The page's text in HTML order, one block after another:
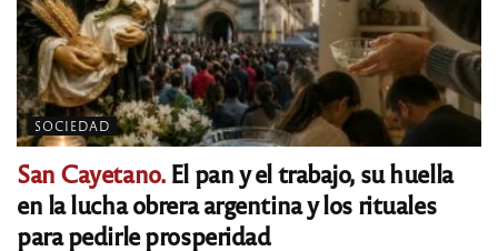
SOCIEDAD
San Cayetano.El pan y el trabajo, su huella
en la lucha obrera argentina y los rituales
para pedirle prosperidad